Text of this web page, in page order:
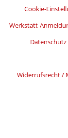
Cookie-
Werkstatt-
Datenschutz
Widerrufsrecht /